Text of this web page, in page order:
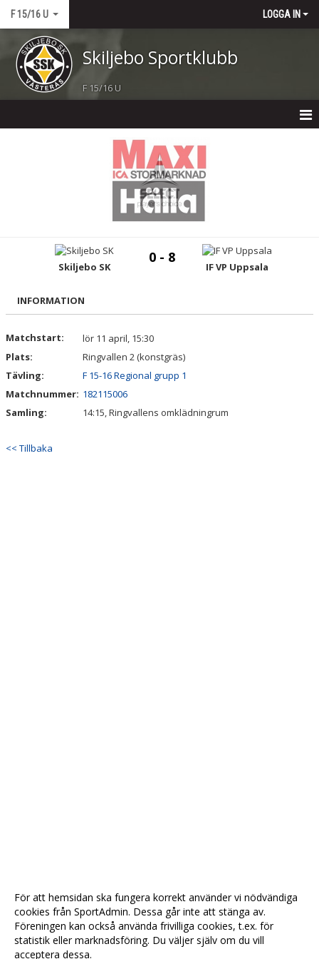
F 15/16 U LOGGA IN
Skiljebo Sportklubb
F 15/16 U
BILDGALLERI
KONTAKT
Skiljebo SK
0 - 8
IF VP Uppsala
INFORMATION
Matchstart:
lör 11 april, 15:30
Plats:
Ringvallen 2 (konstgräs)
Tävling:
F 15-16 Regional grupp 1
Matchnummer: 182115006
Samling:
14:15, Ringvallens omklädningrum
<< Tillbaka
För att hemsidan ska fungera korrekt använder vi nödvändiga
cookies från SportAdmin. Dessa går inte att stänga av.
Föreningen kan också använda frivilliga cookies, t.ex. för
statistik eller marknadsföring. Du väljer själv om du vill
acceptera dessa.